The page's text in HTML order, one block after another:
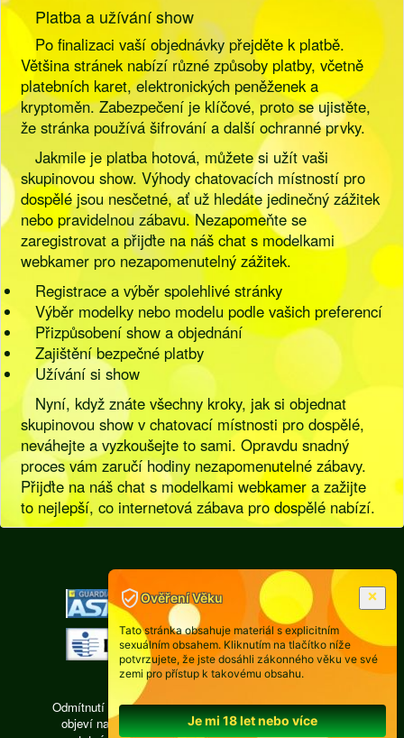
Platba a užívání show
Po finalizaci vaší objednávky přejděte k platbě.
Většina stránek nabízí různé způsoby platby, včetně
platebních karet, elektronických peněženek a
kryptoměn. Zabezpečení je klíčové, proto se ujistěte,
že stránka používá šifrování a další ochranné prvky.
Jakmile je platba hotová, můžete si užít vaši
skupinovou show. Výhody chatovacích místností pro
dospělé jsou nesčetné, ať už hledáte jedinečný zážitek
nebo pravidelnou zábavu. Nezapomeňte se
zaregistrovat a přijďte na náš chat s modelkami
webkamer pro nezapomenutelný zážitek.
Registrace a výběr spolehlivé stránky
Výběr modelky nebo modelu podle vašich preferencí
Přizpůsobení show a objednání
Zajištění bezpečné platby
Užívání si show
Nyní, když znáte všechny kroky, jak si objednat
skupinovou show v chatovací místnosti pro dospělé,
neváhejte a vyzkoušejte to sami. Opravdu snadný
proces vám zaručí hodiny nezapomenutelné zábavy.
Přijďte na náš chat s modelkami webkamer a zažijte
to nejlepší, co internetová zábava pro dospělé nabízí.
]
Odmítnutí odpovědnosti: Každá osoba, jejíž fotografie se
objeví na videochatu isexy.cz, je právně zodpovědná,
Ověření Věku
Tato stránka obsahuje materiál s explicitním
sexuálním obsahem. Kliknutím na tlačítko níže
potvrzujete, že jste dosáhli zákonného věku ve své
zemi pro přístup k takovému obsahu.
Je mi 18 let nebo více